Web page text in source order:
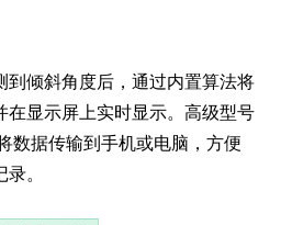
到倾斜角度后，通过内置算法将
在显示屏上实时显示。高级型号
数据传输到手机或电脑，方便
。